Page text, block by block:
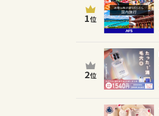
1位
2位